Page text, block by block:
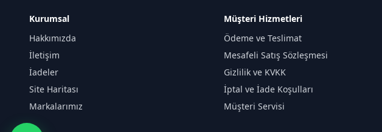
Kurumsal
Hakkımızda
İletişim
İadeler
Site Haritası
Markalarımız
Müşteri Hizmetleri
Ödeme ve Teslimat
Mesafeli Satış Sözleşmesi
Gizlilik ve KVKK
İptal ve İade Koşulları
Müşteri Servisi